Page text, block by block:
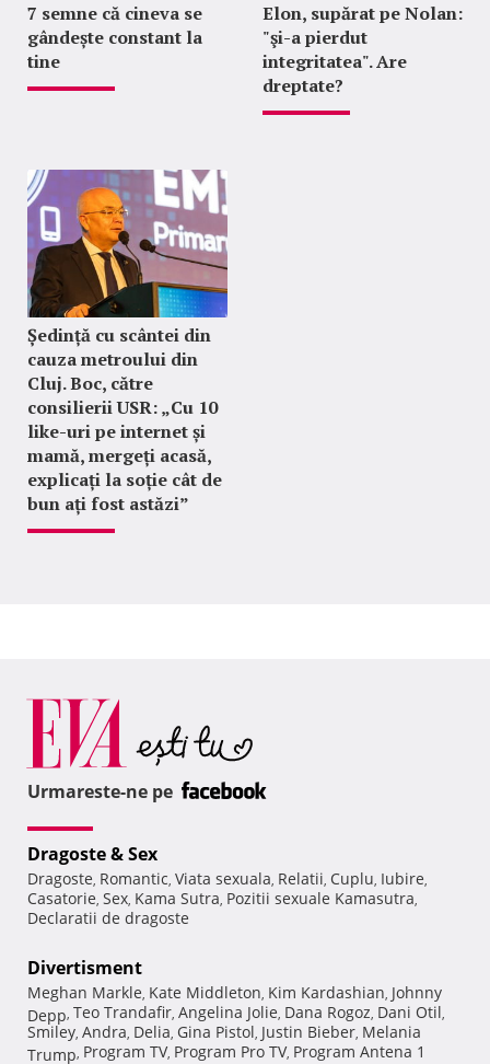
7 semne că cineva se
gândește constant la
tine
Elon, supărat pe Nolan:
"şi-a pierdut
integritatea". Are
dreptate?
Ședință cu scântei din
cauza metroului din
Cluj. Boc, către
consilierii USR: „Cu 10
like-uri pe internet și
mamă, mergeți acasă,
explicați la soție cât de
bun ați fost astăzi”
Urmareste-ne pe
Dragoste & Sex
Dragoste, Romantic, Viata sexuala, Relatii, Cuplu, Iubire,
Casatorie, Sex, Kama Sutra, Pozitii sexuale Kamasutra,
Declaratii de dragoste
Divertisment
Meghan Markle, Kate Middleton, Kim Kardashian, Johnny
Depp, Teo Trandafir, Angelina Jolie, Dana Rogoz, Dani Otil,
Smiley, Andra, Delia, Gina Pistol, Justin Bieber, Melania
Trump, Program TV, Program Pro TV, Program Antena 1